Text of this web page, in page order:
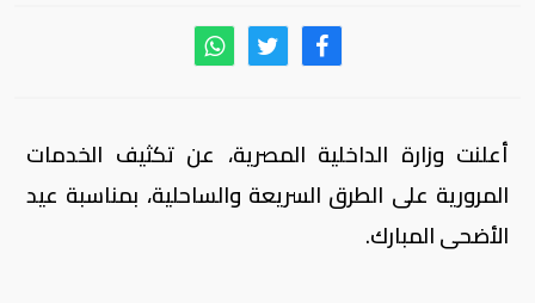
أعلنت وزارة الداخلية المصرية، عن تكثيف الخدمات
المرورية على الطرق السريعة والساحلية، بمناسبة عيد
الأضحى المبارك.